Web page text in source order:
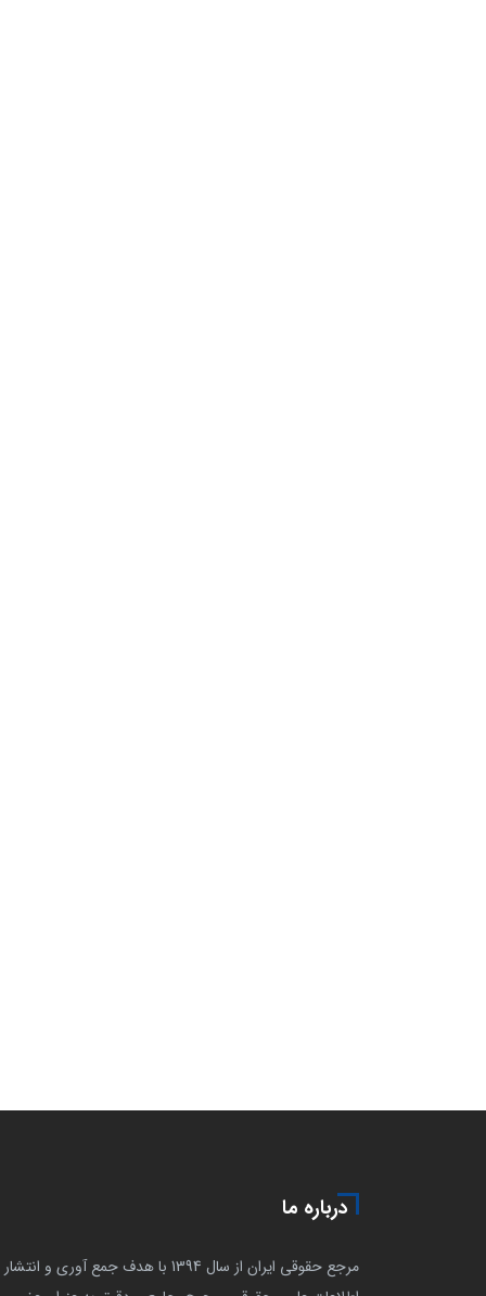
درباره ما
مرجع حقوقی ایران از سال 1394 با هدف جمع آوری و انتشار